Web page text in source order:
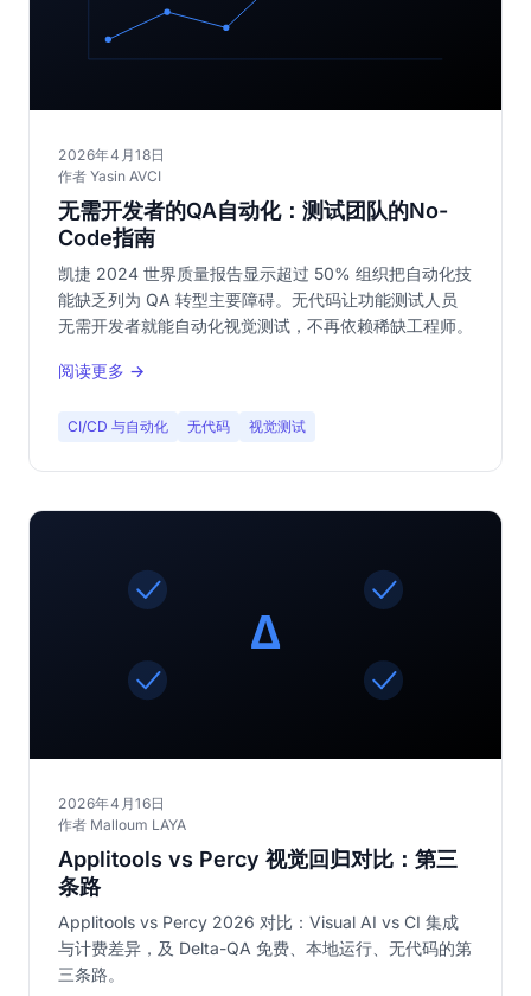
2026年4月18日
作者 Yasin AVCI
无需开发者的QA自动化：测试团队的No-
Code指南
凯捷 2024 世界质量报告显示超过 50% 组织把自动化技
能缺乏列为 QA 转型主要障碍。无代码让功能测试人员
无需开发者就能自动化视觉测试，不再依赖稀缺工程师。
阅读更多 →
CI/CD 与自动化 无代码 视觉测试
2026年4月16日
作者 Malloum LAYA
Applitools vs Percy 视觉回归对比：第三
条路
Applitools vs Percy 2026 对比：Visual AI vs CI 集成
与计费差异，及 Delta-QA 免费、本地运行、无代码的第
三条路。